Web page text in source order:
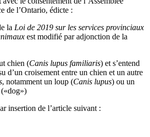
de l’Ontario, édicte :
la Loi de 2019 sur les services provinciaux
est modifié par adjonction de la
chien (Canis lupus familiaris) et s’entend
d’un croisement entre un chien et un autre
, notamment un loup (Canis lupus) ou un
insertion de l’article suivant :